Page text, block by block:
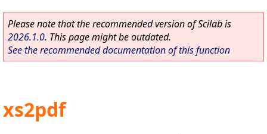
Please note that the recommended version of Scilab is
2026.1.0. This page might be outdated.
See the recommended documentation of this function
xs2pdf